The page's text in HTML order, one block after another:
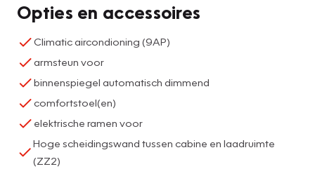
Opties en accessoires
Climatic aircondioning (9AP)
armsteun voor
binnenspiegel automatisch dimmend
comfortstoel(en)
elektrische ramen voor
Hoge scheidingswand tussen cabine en laadruimte
(ZZ2)